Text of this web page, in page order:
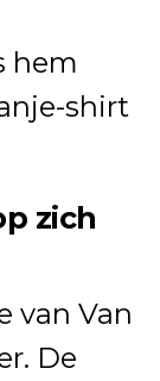
hem
shirt
zich
van Van
De